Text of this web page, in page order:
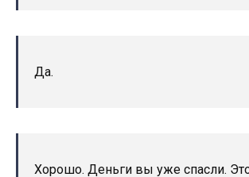
Да.
Хорошо. Деньги вы уже спасли.